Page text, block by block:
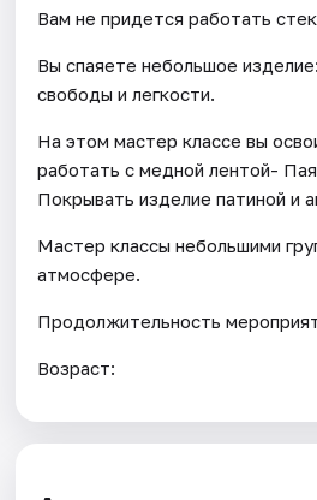
Вам не придется работать
Вы спаяете небольшое
свободы и легкости.
На этом мастер классе вы
работать с медной лентой-
Покрывать изделие патиной и
Мастер классы небольшими
атмосфере.
Продолжительность
Возраст: